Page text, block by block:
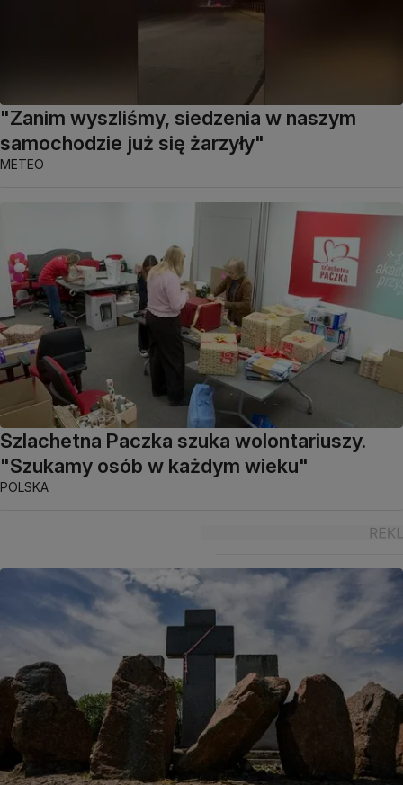
"Zanim wyszliśmy, siedzenia w naszym
samochodzie już się żarzyły"
METEO
Szlachetna Paczka szuka wolontariuszy.
"Szukamy osób w każdym wieku"
POLSKA